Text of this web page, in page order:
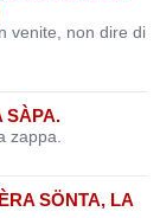
venite, non dire di
SÀPA.
zappa.
SÖNTA, LA